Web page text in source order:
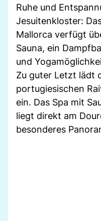
Ruhe und
Jesuitenkloster:
Mallorca verfügt
Sauna, ein
und
Zu guter Letzt lädt
portugiesischen
ein. Das Spa mit
liegt direkt am
besonderes